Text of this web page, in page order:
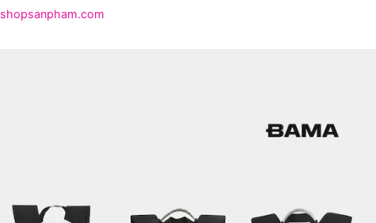
shopsanpham.com